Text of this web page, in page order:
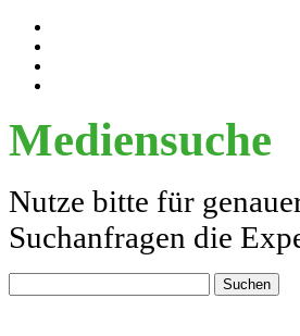
Mediensuche
Nutze bitte für
Suchanfragen die